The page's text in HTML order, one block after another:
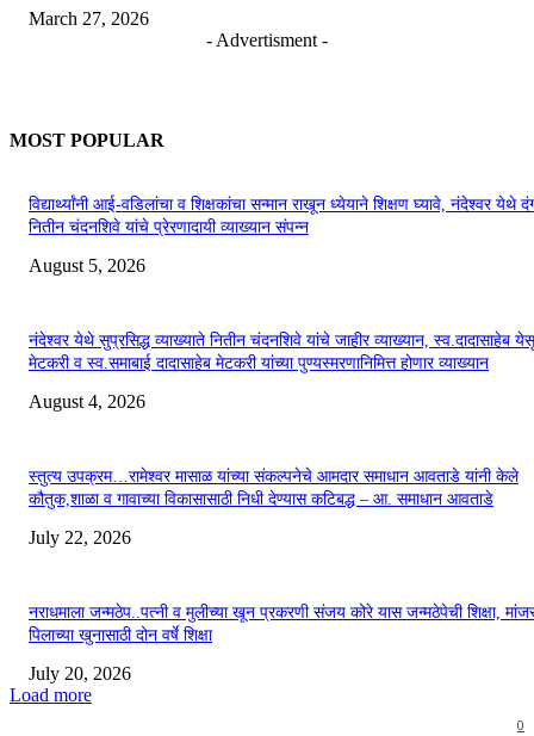
March 27, 2026
- Advertisment -
MOST POPULAR
विद्यार्थ्यांनी आई-वडिलांचा व शिक्षकांचा सन्मान राखून ध्येयाने शिक्षण घ्यावे, नंदेश्वर येथे
नितीन चंदनशिवे यांचे प्रेरणादायी व्याख्यान संपन्न
August 5, 2026
नंदेश्वर येथे सुप्रसिद्ध व्याख्याते नितीन चंदनशिवे यांचे जाहीर व्याख्यान, स्व.दादासाहेब येसू
मेटकरी व स्व.समाबाई दादासाहेब मेटकरी यांच्या पुण्यस्मरणानिमित्त होणार व्याख्यान
August 4, 2026
स्तुत्य उपक्रम…रामेश्वर मासाळ यांच्या संकल्पनेचे आमदार समाधान आवताडे यांनी केले
कौतुक,शाळा व गावाच्या विकासासाठी निधी देण्यास कटिबद्ध – आ. समाधान आवताडे
July 22, 2026
नराधमाला जन्मठेप..पत्नी व मुलीच्या खून प्रकरणी संजय कोरे यास जन्मठेपेची शिक्षा,
पिलाच्या खुनासाठी दोन वर्षे शिक्षा
July 20, 2026
Load more
0